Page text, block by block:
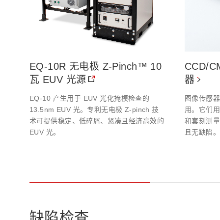
EQ-10R 无电极 Z-Pinch™ 10
瓦 EUV 光源
EQ-10 产生用于 EUV 光化掩模检查的
13.5nm EUV 光。专利无电极 Z-pinch 技
术可提供稳定、低碎屑、紧凑且经济高效的
EUV 光。
CCD/
器
图像传感
用。它们
和套刻测
且无缺陷